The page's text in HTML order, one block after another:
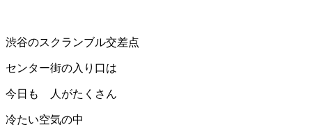
渋谷のスクランブル交差点
センター街の入り口は
今日も 人がたくさん
冷たい空気の中